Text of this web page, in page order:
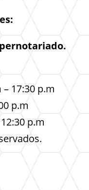
17:30 p.m
p.m
p.m